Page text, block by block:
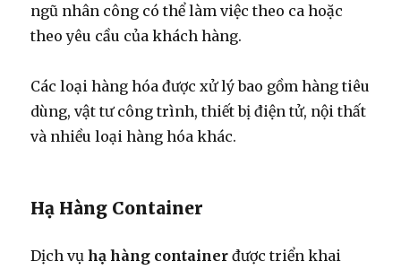
ngũ nhân công có thể làm việc theo ca hoặc
theo yêu cầu của khách hàng.
Các loại hàng hóa được xử lý bao gồm hàng tiêu
dùng, vật tư công trình, thiết bị điện tử, nội thất
và nhiều loại hàng hóa khác.
Hạ Hàng Container
Dịch vụhạ hàng container được triển khai